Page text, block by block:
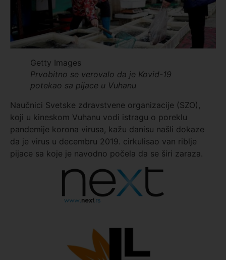
Getty Images
Prvobitno se verovalo da je Kovid-19
potekao sa pijace u Vuhanu
Naučnici Svetske zdravstvene organizacije (SZO),
koji u kineskom Vuhanu vodi istragu o poreklu
pandemije korona virusa, kažu danisu našli dokaze
da je virus u decembru 2019. cirkulisao van riblje
pijace sa koje je navodno počela da se širi zaraza.